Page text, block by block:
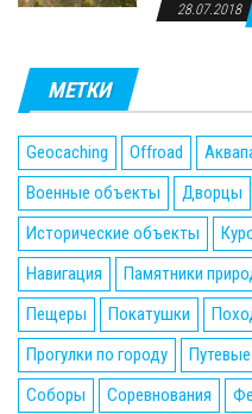
28.07.2018
МЕТКИ
Geocaching Offroad
Военные объекты
Дворцы
Исторические объекты
Навигация
Памятники
Пещеры
Покатушки
Прогулки по городу
Соборы
Соревнования